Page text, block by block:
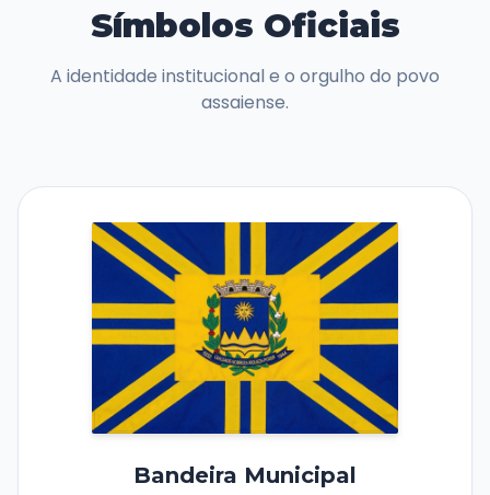
Símbolos Oficiais
A identidade institucional e o orgulho do povo
assaiense.
Bandeira Municipal